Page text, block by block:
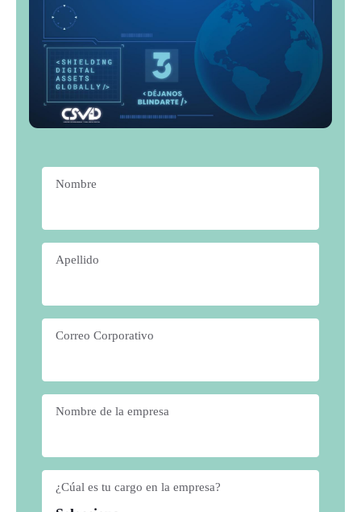
Nombre
Apellido
Correo Corporativo
Nombre de la empresa
¿Cúal es tu cargo en la empresa?